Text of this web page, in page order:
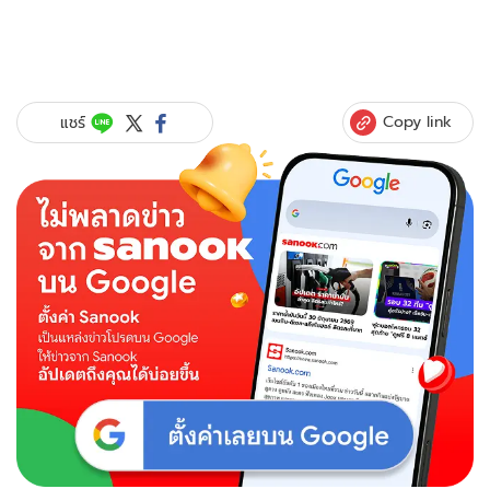
แชร์ Copy link